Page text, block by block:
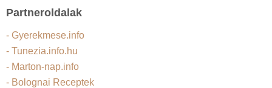
Partneroldalak
- Gyerekmese.info
- Tunezia.info.hu
- Marton-nap.info
- Bolognai Receptek